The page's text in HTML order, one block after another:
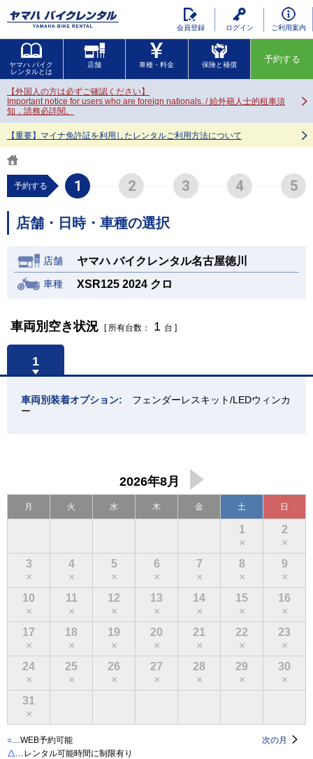
ご利用案内
ログイン
会員登録
ヤマハ バイク
レンタルとは
店舗 車種・料金 保険と補償
予約する
【外国人の方は必ずご確認ください】
Important notice for users who are foreign nationals. / 給外籍人士的租車須
知，請務必詳閱。
【重要】マイナ免許証を利用したレンタルご利用方法について
予約する
店舗・日時・車種の選択
店舗 ヤマハ バイクレンタル名古屋徳川
車種 XSR125 2024 クロ
車両別空き状況 [ 所有台数： 1 台 ]
1
車両別装着オプション: フェンダーレスキット/LEDウィンカ
ー
2026年8月
月
月 火 水 木 金 土 日
1
×
2
×
3
×
4
×
5
×
6
×
7
×
8
×
9
×
10
×
11
×
12
×
13
×
14
×
15
×
16
×
17
×
18
×
19
×
20
×
21
×
22
×
23
×
24
×
25
×
26
×
27
×
28
×
29
×
30
×
31
×
○…WEB予約可能
△…レンタル可能時間に制限有り
次の月